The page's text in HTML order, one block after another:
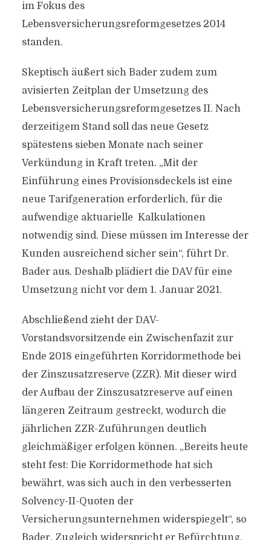
im Fokus des
Lebensversicherungsreformgesetzes 2014
standen.
Skeptisch äußert sich Bader zudem zum
avisierten Zeitplan der Umsetzung des
Lebensversicherungsreformgesetzes II. Nach
derzeitigem Stand soll das neue Gesetz
spätestens sieben Monate nach seiner
Verkündung in Kraft treten. „Mit der
Einführung eines Provisionsdeckels ist eine
neue Tarifgeneration erforderlich, für die
aufwendige aktuarielle Kalkulationen
notwendig sind. Diese müssen im Interesse der
Kunden ausreichend sicher sein“, führt Dr.
Bader aus. Deshalb plädiert die DAV für eine
Umsetzung nicht vor dem 1. Januar 2021.
Abschließend zieht der DAV-
Vorstandsvorsitzende ein Zwischenfazit zur
Ende 2018 eingeführten Korridormethode bei
der Zinszusatzreserve (ZZR). Mit dieser wird
der Aufbau der Zinszusatzreserve auf einen
längeren Zeitraum gestreckt, wodurch die
jährlichen ZZR-Zuführungen deutlich
gleichmäßiger erfolgen können. „Bereits heute
steht fest: Die Korridormethode hat sich
bewährt, was sich auch in den verbesserten
Solvency-II-Quoten der
Versicherungsunternehmen widerspiegelt“, so
Bader. Zugleich widerspricht er Befürchtung,